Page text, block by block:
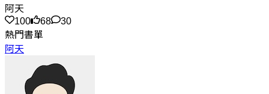
阿天
100
68
30
熱門書單
阿天